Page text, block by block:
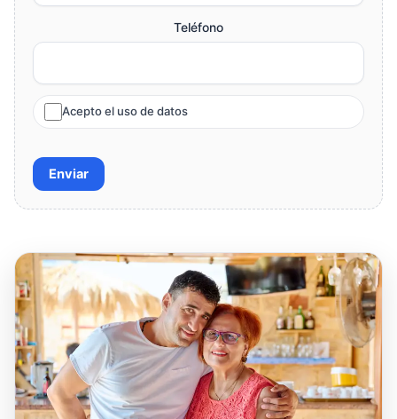
Teléfono
Acepto el uso de datos
Enviar